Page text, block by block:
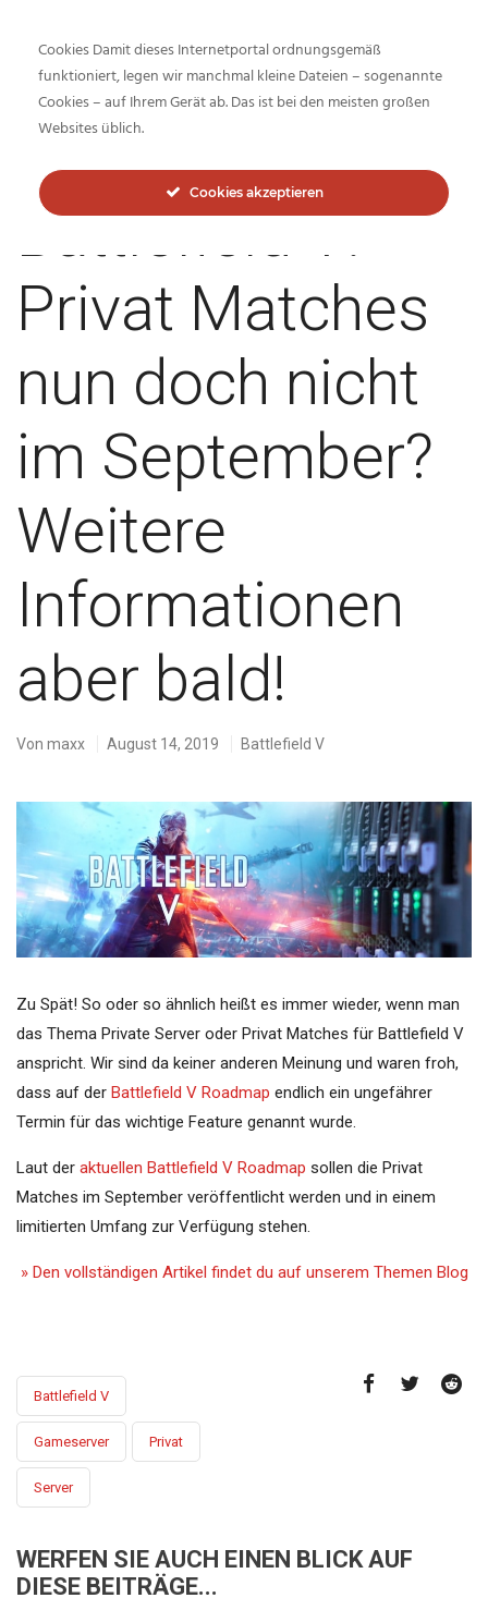
Inside-Network.net
Battlefield V:
Privat Matches
nun doch nicht
im September?
Weitere
Informationen
aber bald!
Von maxx August 14, 2019 Battlefield V
Zu Spät! So oder so ähnlich heißt es immer wieder, wenn man
das Thema Private Server oder Privat Matches für Battlefield V
anspricht. Wir sind da keiner anderen Meinung und waren froh,
dass auf der Battlefield V Roadmap endlich ein ungefährer
Termin für das wichtige Feature genannt wurde.
Laut der aktuellen Battlefield V Roadmap sollen die Privat
Matches im September veröffentlicht werden und in einem
limitierten Umfang zur Verfügung stehen.
» Den vollständigen Artikel findet du auf unserem Themen Blog
Battlefield V
Gameserver Privat
Server
WERFEN SIE AUCH EINEN BLICK AUF
DIESE BEITRÄGE...
Cookies Damit dieses Internetportal ordnungsgemäß
funktioniert, legen wir manchmal kleine Dateien – sogenannte
Cookies – auf Ihrem Gerät ab. Das ist bei den meisten großen
Websites üblich.
Cookies akzeptieren